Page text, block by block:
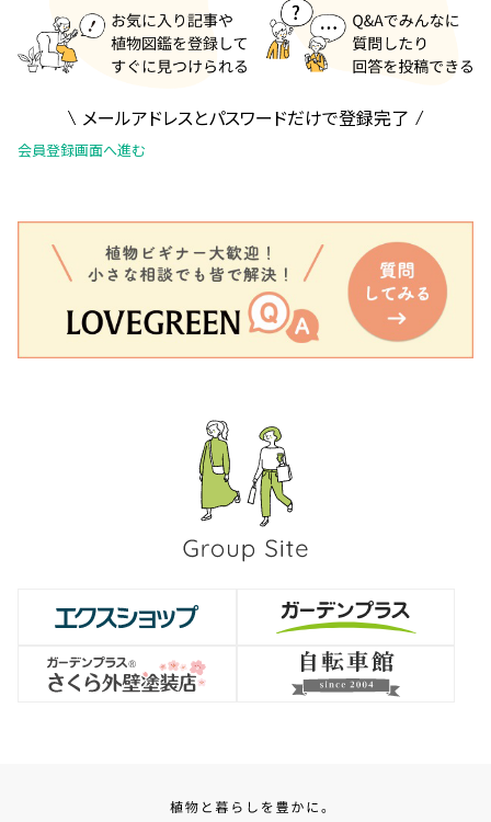
メールアドレスとパスワードだけで登録完了
会員登録画面へ進む